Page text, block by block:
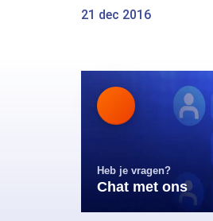
21 dec 2016
Heb je vragen?
Chat met ons